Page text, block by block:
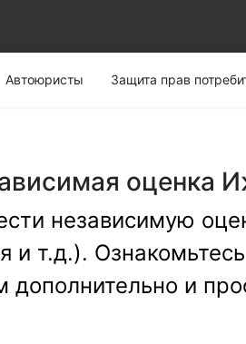
Автоюристы Защита прав
оценка
независимую
т.д.).
и